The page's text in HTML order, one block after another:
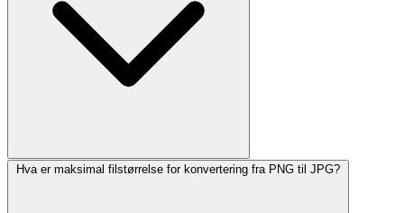
Hva er maksimal filstørrelse for konvertering fra PNG til JPG?